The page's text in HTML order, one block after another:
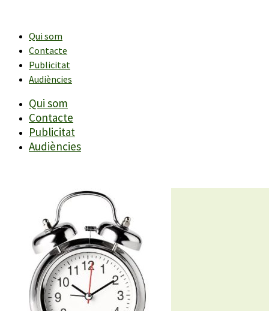
contingutQui som
Contacte
Publicitat
Audiències
Qui som
Contacte
Publicitat
Audiències